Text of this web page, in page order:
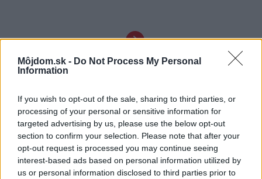
Môjdom.sk - Do Not Process My Personal
Information
If you wish to opt-out of the sale, sharing to third parties, or
processing of your personal or sensitive information for
targeted advertising by us, please use the below opt-out
section to confirm your selection. Please note that after your
opt-out request is processed you may continue seeing
interest-based ads based on personal information utilized by
us or personal information disclosed to third parties prior to
2
Najčítanejšie Za týždeň Za mesiac